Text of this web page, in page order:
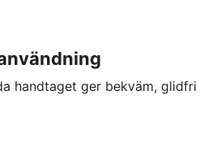
handtaget ger bekväm, glidfri